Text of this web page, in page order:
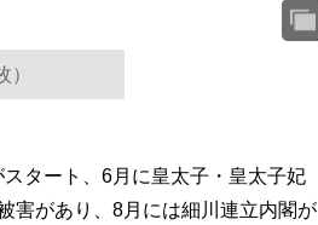
タート、6月に皇太子・皇太子妃
害があり、8月には細川連立内閣が